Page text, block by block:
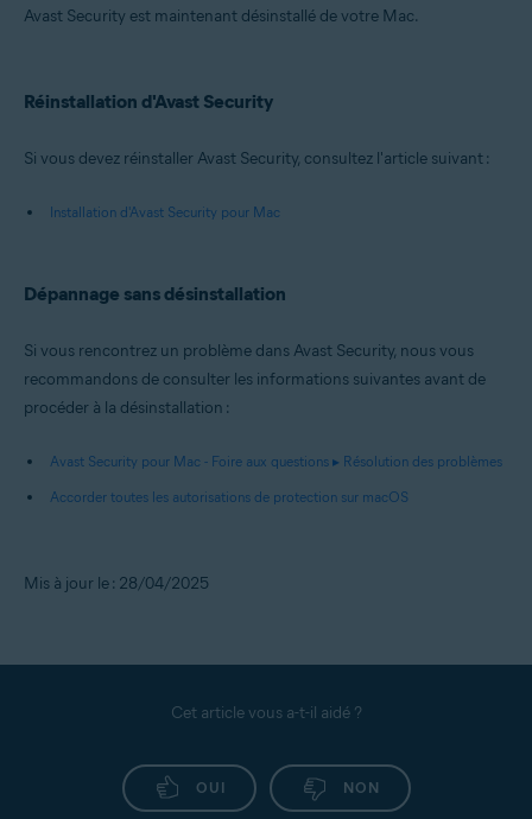
Avast Security est maintenant désinstallé de votre Mac.
Réinstallation d'Avast Security
Si vous devez réinstaller Avast Security, consultez l'article suivant :
Installation d'Avast Security pour Mac
Dépannage sans désinstallation
Si vous rencontrez un problème dans Avast Security, nous vous
recommandons de consulter les informations suivantes avant de
procéder à la désinstallation :
Avast Security pour Mac - Foire aux questions ▸ Résolution des problèmes
Accorder toutes les autorisations de protection sur macOS
Mis à jour le : 28/04/2025
Cet article vous a-t-il aidé ?
OUI NON